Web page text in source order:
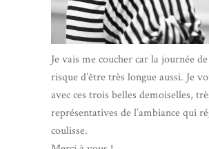
Je vais me coucher car la journée
risque d’être très longue aussi. Je
avec ces trois belles demoiselles,
représentatives de l’ambiance qui
coulisse.